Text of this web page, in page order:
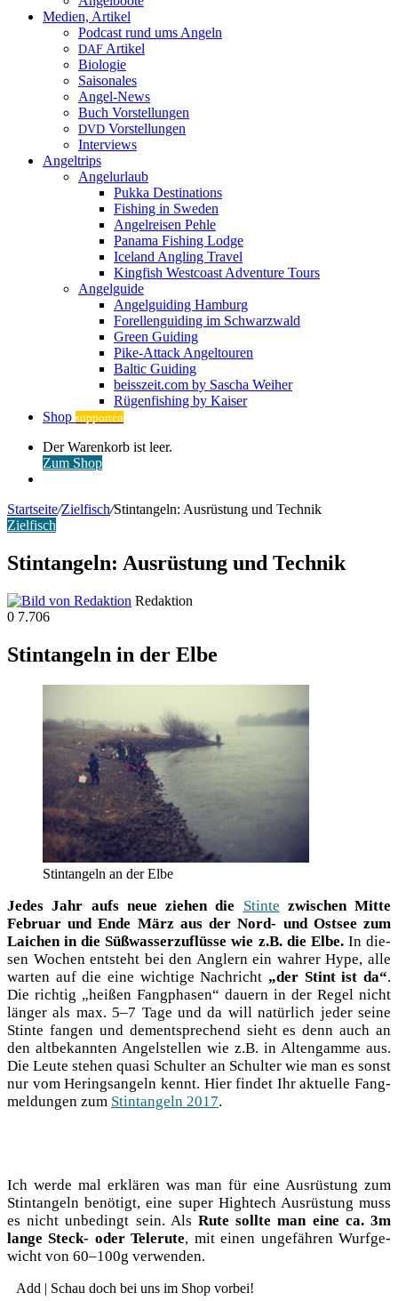
Medien, Artikel
Podcast rund ums Angeln
DAF Artikel
Biologie
Saisonales
Angel-News
Buch Vorstellungen
DVD Vorstellungen
Interviews
Angeltrips
Angelurlaub
Pukka Destinations
Fishing in Sweden
Angelreisen Pehle
Panama Fishing Lodge
Iceland Angling Travel
Kingfish Westcoast Adventure Tours
Angelguide
Angelguiding Hamburg
Forellenguiding im Schwarzwald
Green Guiding
Pike-Attack Angeltouren
Baltic Guiding
beisszeit.com by Sascha Weiher
Rügenfishing by Kaiser
Shop supporten
Warenkorb
ansehen
Der Warenkorb ist leer.
Zum Shop
Startseite/Zielfisch/Stintangeln: Ausrüstung und Technik
Zielfisch
Stintangeln: Ausrüstung und Technik
Redaktion
0 7.706
Stintangeln in der Elbe
Stin­tan­geln an der Elbe
Jedes Jahr aufs neue zie­hen die Stin­te zwi­schen Mit­te
Febru­ar und Ende März aus der Nord- und Ost­see zum
Lai­chen in die Süß­was­ser­zu­flüs­se wie z.B. die Elbe.In die­
sen Wochen ent­steht bei den Ang­lern ein wah­rer Hype, alle
war­ten auf die eine wich­ti­ge Nach­richt „der Stint ist da“.
Die rich­tig „hei­ßen Fang­pha­sen“ dau­ern in der Regel nicht
län­ger als max. 5–7 Tage und da will natür­lich jeder sei­ne
Stin­te fan­gen und dem­entspre­chend sieht es denn auch an
den alt­be­kann­ten Angel­stel­len wie z.B. in Alten­gam­me aus.
Die Leu­te ste­hen qua­si Schul­ter an Schul­ter wie man es sonst
nur vom Herings­an­geln kennt. Hier fin­det Ihr aktu­el­le Fang­
mel­dun­gen zum Stin­tan­geln 2017.
Ich wer­de mal erklä­ren was man für eine Aus­rüs­tung zum
Stin­tan­geln benö­tigt, eine super High­tech Aus­rüs­tung muss
es nicht unbe­dingt sein. Als Rute soll­te man eine ca. 3m
lan­ge Steck- oder Tele­ru­te, mit einen unge­fäh­ren Wurf­ge­
wicht von 60–100g verwenden.
Add | Schau doch bei uns im Shop vorbei!